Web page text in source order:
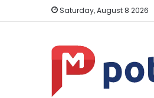
Saturday, August 8 2026